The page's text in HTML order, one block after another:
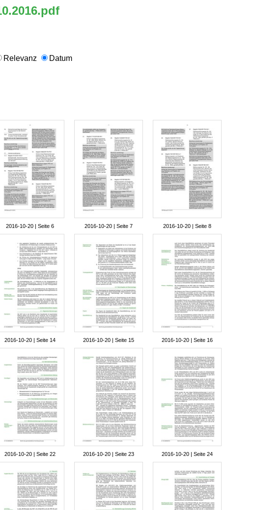
Relevanz Datum
2016-10-20 | Seite 6 2016-10-20 | Seite 7 2016-10-20 | Seite 8
2016-10-20 | Seite 14 2016-10-20 | Seite 15 2016-10-20 | Seite 16
2016-10-20 | Seite 22 2016-10-20 | Seite 23 2016-10-20 | Seite 24